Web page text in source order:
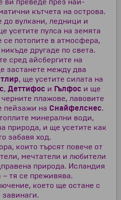
кътчета на острова.
до вулкани, ледници и
усетите пулса на земята
се потопите в атмосфера,
другаде по света.
сред айсбергите на
застанете между два
, ще усетите силата на
, Деттифос и Гълфос и ще
плажове, лавовите
пейзажи на Снайфелснес.
минерални води,
природа, и ще усетите как
забавя ход.
които търсят повече от
мечтатели и любители
природа. Исландия
– тя се преживява.
което ще остане с
завинаги.